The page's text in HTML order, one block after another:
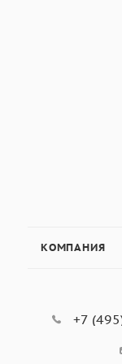
Представьте,
очень точно.
этой ямки и
КОМПАНИЯ
+7